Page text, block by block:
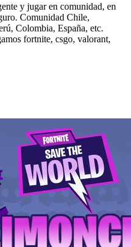
y jugar en comunidad, en
Comunidad Chile,
Colombia, España, etc.
fortnite, csgo, valorant,